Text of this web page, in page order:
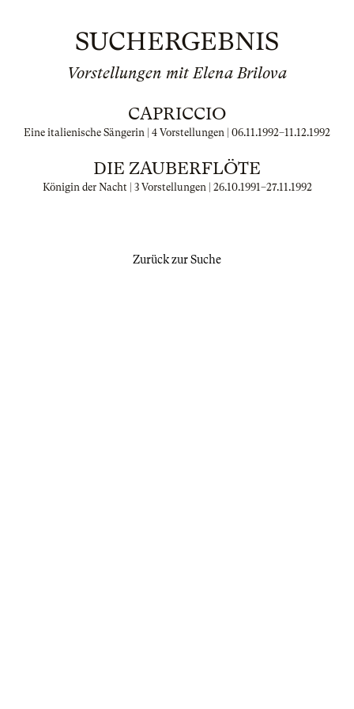
SUCHERGEBNIS
Vorstellungen mit Elena Brilova
CAPRICCIO
Eine italienische Sängerin | 4 Vorstellungen | 06.11.1992–11.12.1992
DIE ZAUBERFLÖTE
Königin der Nacht | 3 Vorstellungen | 26.10.1991–27.11.1992
Zurück zur Suche